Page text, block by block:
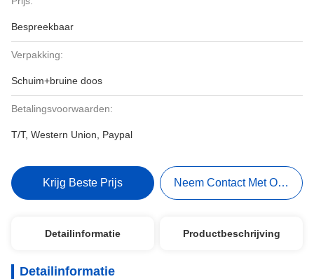
Bespreekbaar
Verpakking:
Schuim+bruine doos
Betalingsvoorwaarden:
T/T, Western Union, Paypal
Krijg Beste Prijs Neem Contact Met Ons Op
Detailinformatie Productbeschrijving
Detailinformatie